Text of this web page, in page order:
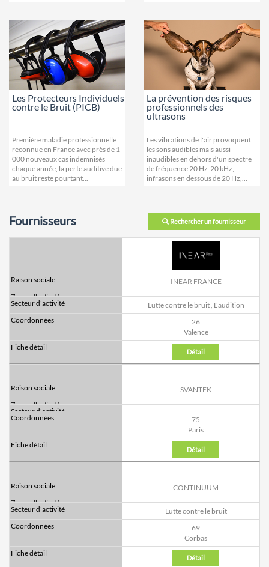
Les Protecteurs Individuels
contre le Bruit (PICB)
Première maladie professionnelle
reconnue en France avec près de 1
000 nouveaux cas indemnisés
chaque année, la perte auditive due
au bruit reste pourtant...
La prévention des risques
professionnels des
ultrasons
Les vibrations de l'air provoquent
les sons audibles mais aussi
inaudibles en dehors d'un spectre
de fréquence 20 Hz-20 kHz,
infrasons en dessous de 20 Hz,...
Rechercher un fournisseur
Fournisseurs
INEAR FRANCE
Lutte contre le bruit, L'audition
26
Valence
Détail
SVANTEK
75
Paris
Détail
CONTINUUM
Lutte contre le bruit
69
Corbas
Détail